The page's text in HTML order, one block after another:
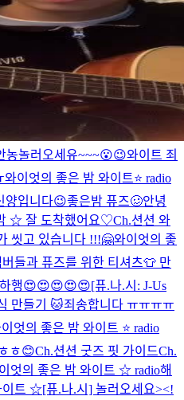
농놀러오세유~~~😮😉와이트 죄
와이엇의 좋은 밤 와이트⭐️ radio
양입니다😉좋은밤 퓨즈🥴안녕
☆ 잘 도착했어요♡Ch.션션 와
씻고 있습니다 !!!🤗와이엇의 좋
들과 퓨즈를 위한 티셔츠👕 만
행😍😍😍😍😍[퓨.나.시: J-Us
만들기 🐱죄송합니다 ㅠㅠㅠㅠ
엇의 좋은 밤 와이트 ⭐️ radio
ㅎ😊Ch.션션 굿즈 핏 가이드Ch.
엇의 좋은 밤 와이트 ☆ radio해
이트 ☆[퓨.나.시] 놀러오세요><!